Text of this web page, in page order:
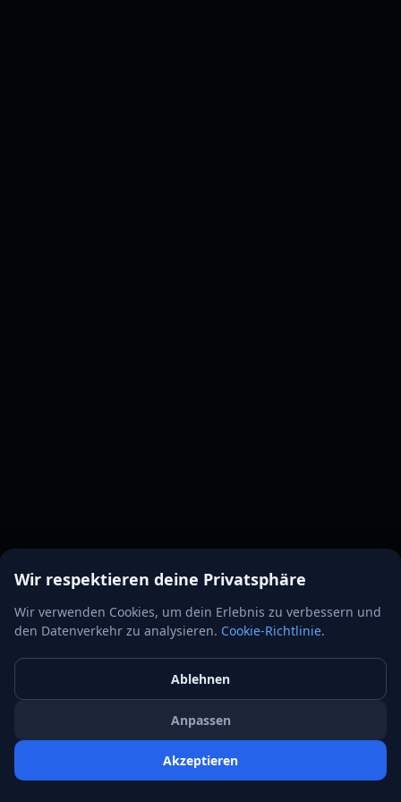
Wir respektieren deine Privatsphäre
Wir verwenden Cookies, um dein Erlebnis zu verbessern und
den Datenverkehr zu analysieren. Cookie-Richtlinie.
Ablehnen
Anpassen
Akzeptieren